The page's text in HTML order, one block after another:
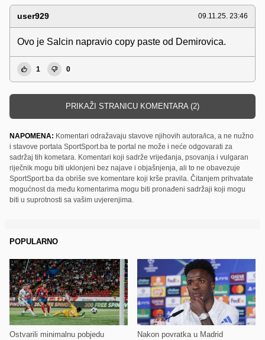
user929 09.11.25. 23:46
Ovo je Salcin napravio copy paste od Demirovica.
1 0
PRIKAŽI STRANICU KOMENTARA (2)
NAPOMENA: Komentari odražavaju stavove njihovih autora/ica, a ne nužno
i stavove portala SportSport.ba te portal ne može i neće odgovarati za
sadržaj tih kometara. Komentari koji sadrže vrijeđanja, psovanja i vulgaran
riječnik mogu biti uklonjeni bez najave i objašnjenja, ali to ne obavezuje
SportSport.ba da obriše sve komentare koji krše pravila. Čitanjem prihvatate
mogućnost da među komentarima mogu biti pronađeni sadržaji koji mogu
biti u suprotnosti sa vašim uvjerenjima.
POPULARNO
Ostvarili minimalnu pobjedu Nakon povratka u Madrid